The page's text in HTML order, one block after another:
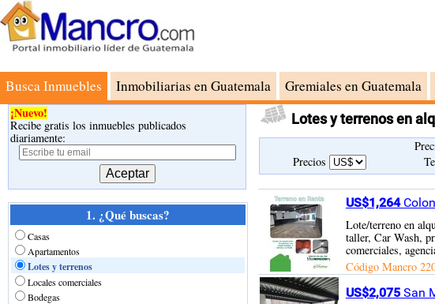
Busca Inmuebles Inmobiliarias en Guatemala Gremiales en Guatemala
Lotes y terrenos en
Precios
US$1,264
Lote/terreno en
taller, Car Wash,
comerciales,
Código Mancro
US$2,075San
¡Nuevo!
Recibe gratis los inmuebles publicados
diariamente:
1. ¿Qué buscas?
Casas
Apartamentos
Lotes y terrenos
Locales comerciales
Bodegas